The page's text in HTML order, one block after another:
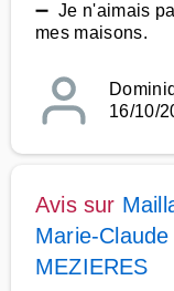
➖ Je n'aimais
mes maisons.
16/10/
Avis sur
Marie-Claude
MEZIERES